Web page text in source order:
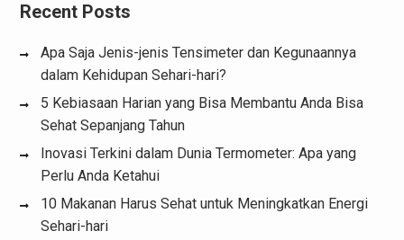
Recent Posts
Apa Saja Jenis-jenis Tensimeter dan Kegunaannya
dalam Kehidupan Sehari-hari?
5 Kebiasaan Harian yang Bisa Membantu Anda Bisa
Sehat Sepanjang Tahun
Inovasi Terkini dalam Dunia Termometer: Apa yang
Perlu Anda Ketahui
10 Makanan Harus Sehat untuk Meningkatkan Energi
Sehari-hari